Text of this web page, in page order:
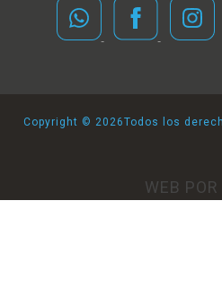
Copyright © 2026Todos los
WEB POR